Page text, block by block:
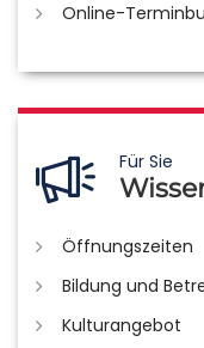
Online-
Für Sie
Öffnungszeiten
Bildung und
Kulturangebot